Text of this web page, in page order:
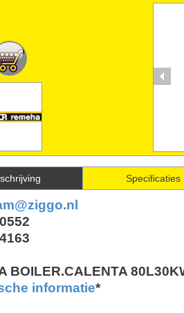
Specificaties
BOILER.CALENTA
informatie*